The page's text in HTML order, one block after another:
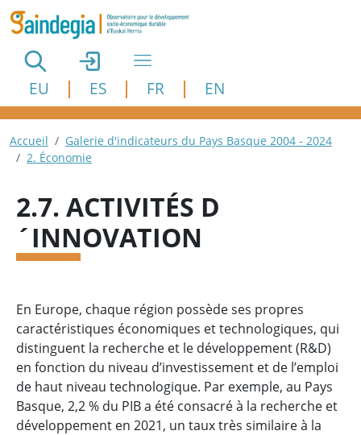
Aller au contenu principal
EU ES FR EN
Fil d'Ariane
Accueil
Galerie d'indicateurs du Pays Basque 2004 - 2024
2. Économie
2.7. ACTIVITÉS D
´INNOVATION
En Europe, chaque région possède ses propres
caractéristiques économiques et technologiques, qui
distinguent la recherche et le développement (R&D)
en fonction du niveau d’investissement et de l’emploi
de haut niveau technologique. Par exemple, au Pays
Basque, 2,2 % du PIB a été consacré à la recherche et
développement en 2021, un taux très similaire à la